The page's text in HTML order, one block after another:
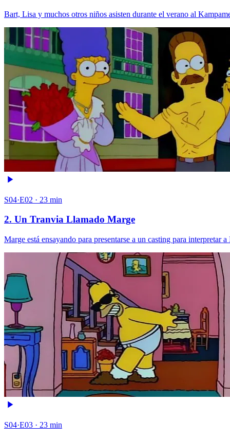
Bart, Lisa y muchos otros niños asisten durante el verano al
S04·E02 · 23 min
2. Un Tranvia Llamado Marge
Marge está ensayando para presentarse a un casting para
S04·E03 · 23 min